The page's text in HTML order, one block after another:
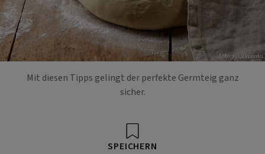
Foto: istockphoto
Mit diesen Tipps gelingt der perfekte Germteig ganz
sicher.
SPEICHERN